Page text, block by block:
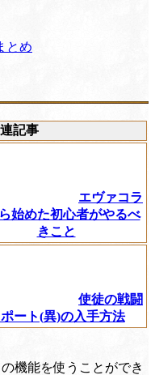
とめ
記事
エヴァコラ
始めた初心者がやるべ
きこと
使徒の戦闘
ート(異)の入手方法
機能を使うことができ